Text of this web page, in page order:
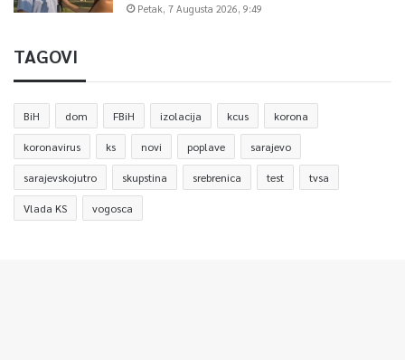
Petak, 7 Augusta 2026, 9:49
TAGOVI
BiH dom FBiH izolacija kcus korona
koronavirus ks novi poplave sarajevo
sarajevskojutro skupstina srebrenica test tvsa
Vlada KS vogosca